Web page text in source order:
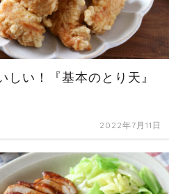
しい！『基本のとり天』
2022年7月11日